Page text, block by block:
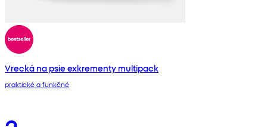
Vrecká na psie exkrementy multipack
praktické a funkčné